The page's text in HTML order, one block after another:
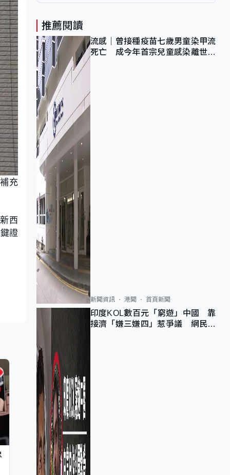
充
西
證
推薦閱讀
流感｜曾接種疫苗七歲男童染甲流
死亡 成今年首宗兒童感染離世個
新聞資訊 港聞 首頁新聞
印度KOL數百元「窮遊」中國 靠
接濟「嫌三嫌四」惹爭議 網民：